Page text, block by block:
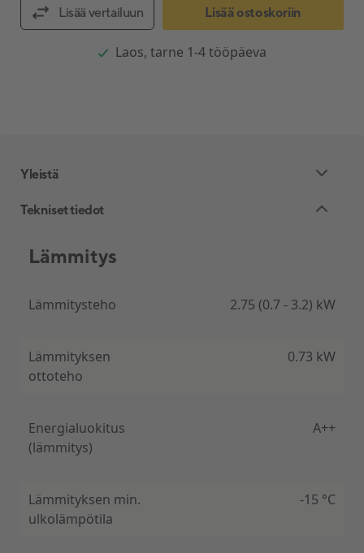
Lisää vertailuun Lisää ostoskoriin
Laos, tarne 1-4 tööpäeva
Yleistä
Soodsaim FLIXX mudel
sobib väikese eelarve korral nii jahutamiseks kui
Töötab ka pakasega
Skadi inverterkompressoriga soojuspump tagab
Tekniset tiedot
Lämmitys
Lämmitysteho 2.75 (0.7 - 3.2) kW
Lämmityksen
ottoteho
0.73 kW
Energialuokitus
(lämmitys)
A++
Lämmityksen min.
ulkolämpötila
-15 °C